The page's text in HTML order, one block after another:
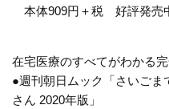
本体909円＋税 好評発売
在宅医療のすべてがわかる
●週刊朝日ムック「さいご
さん 2020年版」